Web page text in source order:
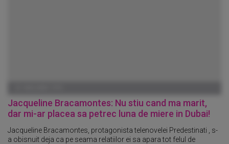
Jacqueline Bracamontes: Nu stiu cand ma marit,
dar mi-ar placea sa petrec luna de miere in Dubai!
Jacqueline Bracamontes, protagonista telenovelei Predestinati , s-
a obisnuit deja ca pe seama relatiilor ei sa apara tot felul de